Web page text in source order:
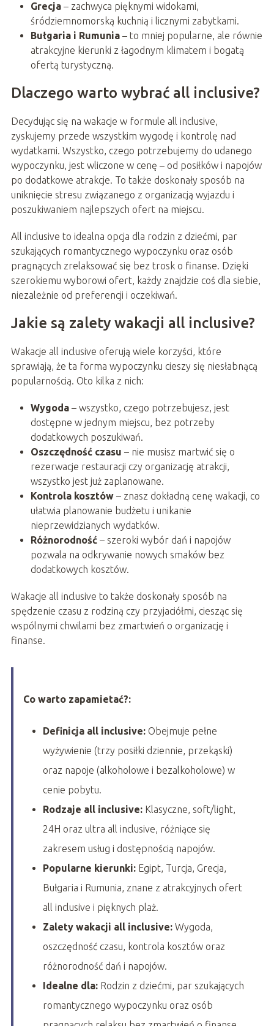
Grecja– zachwyca pięknymi widokami,
śródziemnomorską kuchnią i licznymi zabytkami.
Bułgaria i Rumunia– to mniej popularne, ale równie
atrakcyjne kierunki z łagodnym klimatem i bogatą
ofertą turystyczną.
Dlaczego warto wybrać all inclusive?
Decydując się na wakacje w formule all inclusive,
zyskujemy przede wszystkim wygodę i kontrolę nad
wydatkami. Wszystko, czego potrzebujemy do udanego
wypoczynku, jest wliczone w cenę – od posiłków i napojów
po dodatkowe atrakcje. To także doskonały sposób na
uniknięcie stresu związanego z organizacją wyjazdu i
poszukiwaniem najlepszych ofert na miejscu.
All inclusive to idealna opcja dla rodzin z dziećmi, par
szukających romantycznego wypoczynku oraz osób
pragnących zrelaksować się bez trosk o finanse. Dzięki
szerokiemu wyborowi ofert, każdy znajdzie coś dla siebie,
niezależnie od preferencji i oczekiwań.
Jakie są zalety wakacji all inclusive?
Wakacje all inclusive oferują wiele korzyści, które
sprawiają, że ta forma wypoczynku cieszy się niesłabnącą
popularnością. Oto kilka z nich:
Wygoda– wszystko, czego potrzebujesz, jest
dostępne w jednym miejscu, bez potrzeby
dodatkowych poszukiwań.
Oszczędność czasu – nie musisz martwić się o
rezerwacje restauracji czy organizację atrakcji,
wszystko jest już zaplanowane.
Kontrola kosztów– znasz dokładną cenę wakacji, co
ułatwia planowanie budżetu i unikanie
nieprzewidzianych wydatków.
Różnorodność– szeroki wybór dań i napojów
pozwala na odkrywanie nowych smaków bez
dodatkowych kosztów.
Wakacje all inclusive to także doskonały sposób na
spędzenie czasu z rodziną czy przyjaciółmi, ciesząc się
wspólnymi chwilami bez zmartwień o organizację i
finanse.
Co warto zapamietać?:
Definicja all inclusive:Obejmuje pełne
wyżywienie (trzy posiłki dziennie, przekąski)
oraz napoje (alkoholowe i bezalkoholowe) w
cenie pobytu.
Rodzaje all inclusive:Klasyczne, soft/light,
24H oraz ultra all inclusive, różniące się
zakresem usług i dostępnością napojów.
Popularne kierunki:Egipt, Turcja, Grecja,
Bułgaria i Rumunia, znane z atrakcyjnych ofert
all inclusive i pięknych plaż.
Zalety wakacji all inclusive:Wygoda,
oszczędność czasu, kontrola kosztów oraz
różnorodność dań i napojów.
Idealne dla:Rodzin z dziećmi, par szukających
romantycznego wypoczynku oraz osób